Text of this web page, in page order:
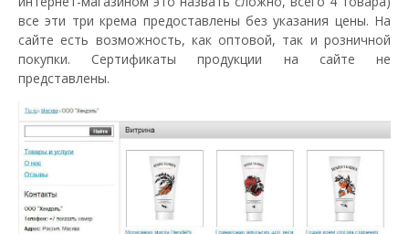
все эти три крема предоставлены без указания цены. На
сайте есть возможность, как оптовой, так и розничной
покупки. Сертификаты продукции на сайте не
представлены.